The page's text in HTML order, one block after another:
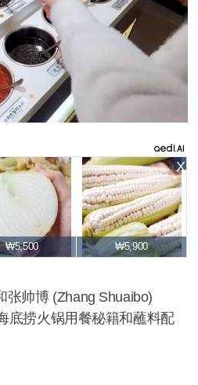
X
₩5,500 ₩5,900
张帅博 (Zhang Shuaibo)
底捞火锅用餐秘籍和蘸料配